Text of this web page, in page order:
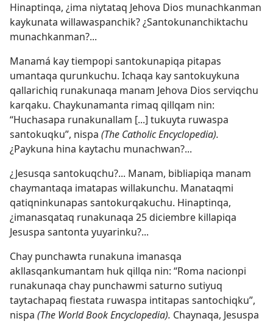
Hinaptinqa, ¿ima niytataq Jehova Dios munachkanman
kaykunata willawaspanchik? ¿Santokunanchiktachu
munachkanman?...
Manamá kay tiempopi santokunapiqa pitapas
umantaqa qurunkuchu. Ichaqa kay santokuykuna
qallarichiq runakunaqa manam Jehova Dios serviqchu
karqaku. Chaykunamanta rimaq qillqam nin:
“Huchasapa runakunallam [...] tukuyta ruwaspa
santokuqku”, nispa (The Catholic Encyclopedia).
¿Paykuna hina kaytachu munachwan?...
¿Jesusqa santokuqchu?... Manam, bibliapiqa manam
chaymantaqa imatapas willakunchu. Manataqmi
qatiqninkunapas santokurqakuchu. Hinaptinqa,
¿imanasqataq runakunaqa 25 diciembre killapiqa
Jesuspa santonta yuyarinku?...
Chay punchawta runakuna imanasqa
akllasqankumantam huk qillqa nin: “Roma nacionpi
runakunaqa chay punchawmi saturno sutiyuq
taytachapaq fiestata ruwaspa intitapas santochiqku”,
nispa (The World Book Encyclopedia). Chaynaqa, Jesuspa